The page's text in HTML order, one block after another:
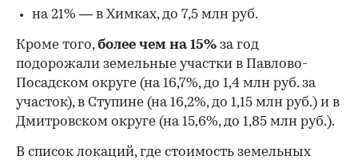
на 21% — в Химках, до 7,5 млн руб.
Кроме того,более чем на 15% за год
подорожали земельные участки в Павлово-
Посадском округе (на 16,7%, до 1,4 млн руб. за
участок), в Ступине (на 16,2%, до 1,15 млн руб.) и в
Дмитровском округе (на 15,6%, до 1,85 млн руб.).
В список локаций, где стоимость земельных